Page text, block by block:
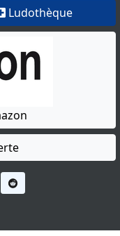
Ludothèque
sur Twittersur Pinterest